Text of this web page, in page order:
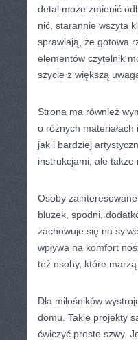
detal może zmienić
nić, starannie wszyta
sprawiają, że gotowa
elementów czytelnik
szycie z większą
Strona ma również
o różnych
jak i bardziej
instrukcjami, ale także
Osoby
bluzek, spodni,
zachowuje się na
wpływa na komfort
też osoby, które
Dla miłośników
domu. Takie projekty
ćwiczyć proste szwy.